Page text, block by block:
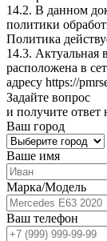
14.2. В данном
политики
Политика
14.3. Актуальная
расположена в
адресу https://
Задайте вопрос
и получите
Ваш город
Ваше имя
Марка/Модель
Ваш телефон